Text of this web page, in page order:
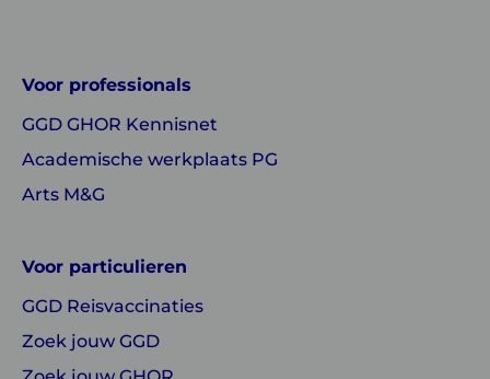
GHOR
Nederland
GHOR
Nederland
Voor professionals
GGD GHOR Kennisnet
Academische werkplaats PG
Arts M&G
Voor particulieren
GGD Reisvaccinaties
Zoek jouw GGD